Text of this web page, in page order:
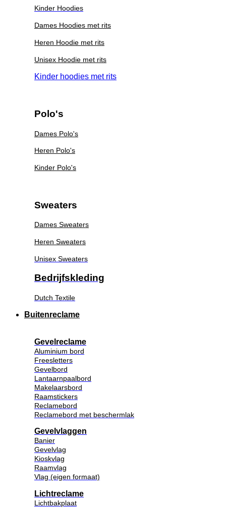
Kinder Hoodies
Dames Hoodies met rits
Heren Hoodie met rits
Unisex Hoodie met rits
Kinder hoodies met rits
Polo's
Dames Polo's
Heren Polo's
Kinder Polo's
Sweaters
Dames Sweaters
Heren Sweaters
Unisex Sweaters
Bedrijfskleding
Dutch Textile
Buitenreclame
Gevelreclame
Aluminium bord
Freesletters
Gevelbord
Lantaarnpaalbord
Makelaarsbord
Raamstickers
Reclamebord
Reclamebord met beschermlak
Gevelvlaggen
Banier
Gevelvlag
Kioskvlag
Raamvlag
Vlag (eigen formaat)
Lichtreclame
Lichtbakplaat